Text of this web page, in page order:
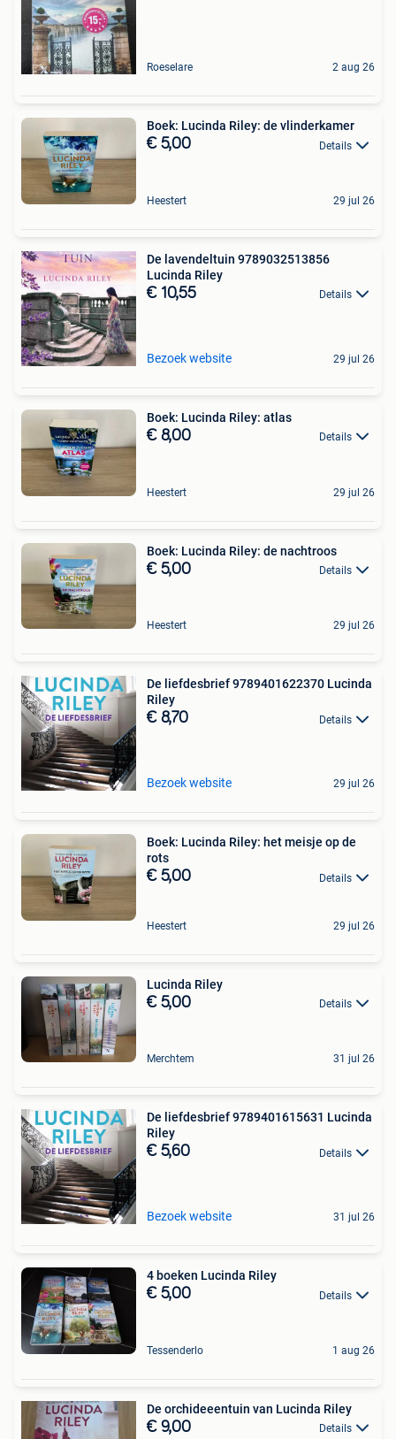
Roeselare 2 aug 26
Boek: Lucinda Riley: de vlinderkamer
€ 5,00 Details
Heestert 29 jul 26
De lavendeltuin 9789032513856
Lucinda Riley
€ 10,55 Details
Bezoek website 29 jul 26
Boek: Lucinda Riley: atlas
€ 8,00 Details
Heestert 29 jul 26
Boek: Lucinda Riley: de nachtroos
€ 5,00 Details
Heestert 29 jul 26
De liefdesbrief 9789401622370 Lucinda
Riley
€ 8,70 Details
Bezoek website 29 jul 26
Boek: Lucinda Riley: het meisje op de
rots
€ 5,00 Details
Heestert 29 jul 26
Lucinda Riley
€ 5,00 Details
Merchtem 31 jul 26
De liefdesbrief 9789401615631 Lucinda
Riley
€ 5,60 Details
Bezoek website 31 jul 26
4 boeken Lucinda Riley
€ 5,00 Details
Tessenderlo 1 aug 26
De orchideeentuin van Lucinda Riley
€ 9,00 Details